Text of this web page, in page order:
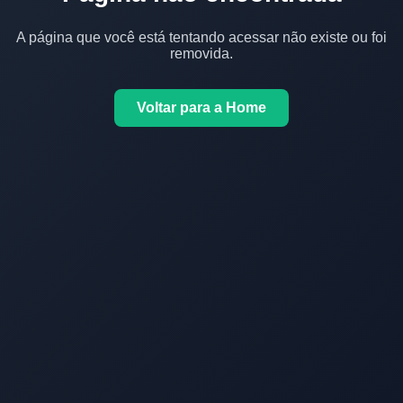
A página que você está tentando acessar não existe ou foi
removida.
Voltar para a Home